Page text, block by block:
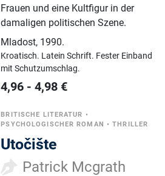
Frauen und eine Kultfigur in der
damaligen politischen Szene.
Mladost, 1990.
Kroatisch. Latein Schrift. Fester Einband
mit Schutzumschlag.
4,96 -4,98 €
BRITISCHE LITERATUR •
PSYCHOLOGISCHER ROMAN •THRILLER
Utočište
Patrick Mcgrath